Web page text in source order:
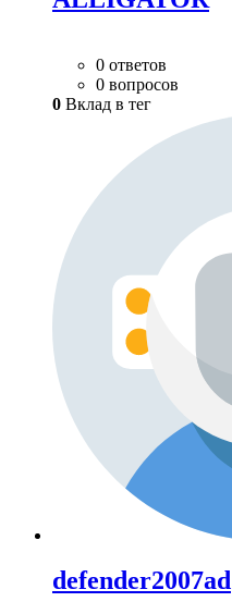
0 ответов
0 вопросов
0 Вклад в тег
defender2007ad